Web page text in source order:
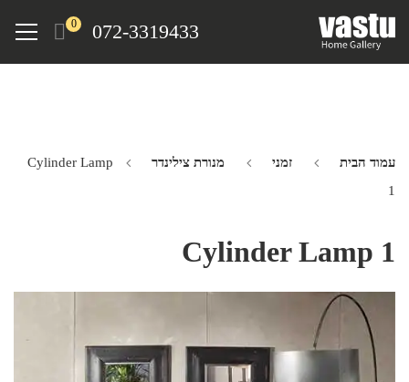
072-3319433
0
Menu
עמוד הבית זמני מנורת צילינדר
Cylinder Lamp
1
Cylinder Lamp 1